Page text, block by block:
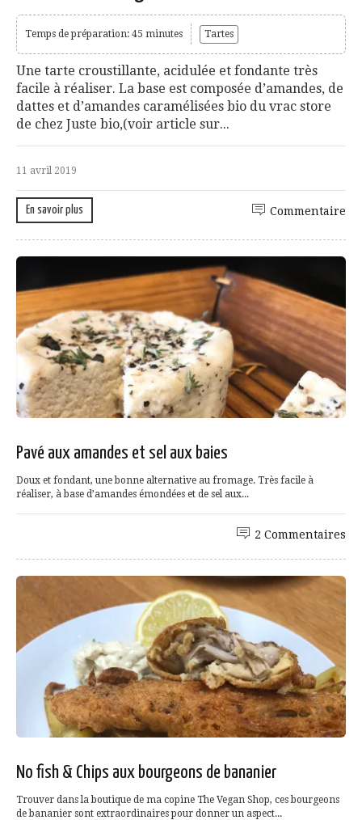
Temps de préparation: 45 minutes Tartes
Une tarte croustillante, acidulée et fondante très
facile à réaliser. La base est composée d’amandes, de
dattes et d’amandes caramélisées bio du vrac store
de chez Juste bio,(voir article sur...
11 avril 2019
En savoir plus Commentaire
Pavé aux amandes et sel aux baies
Doux et fondant, une bonne alternative au fromage. Très facile à
réaliser, à base d’amandes émondées et de sel aux...
2 Commentaires
No fish & Chips aux bourgeons de bananier
Trouver dans la boutique de ma copine The Vegan Shop, ces bourgeons
de bananier sont extraordinaires pour donner un aspect...